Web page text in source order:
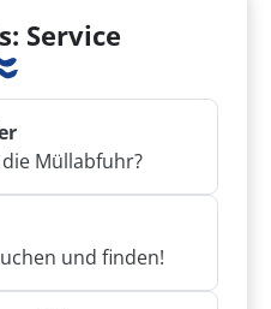
Service
Müllabfuhr?
und finden!